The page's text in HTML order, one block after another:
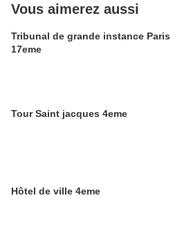
Vous aimerez aussi
Tribunal de grande instance Paris
17eme
Tour Saint jacques 4eme
Hôtel de ville 4eme